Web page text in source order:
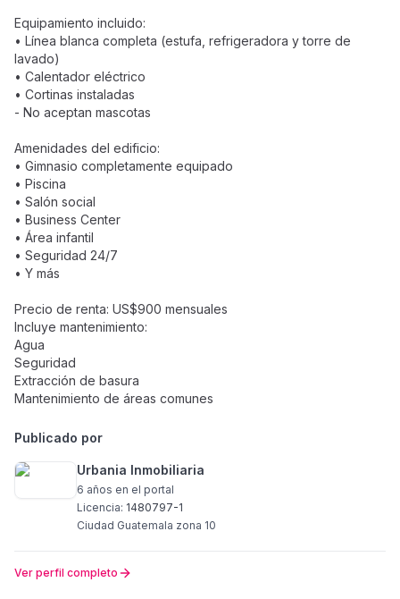
Equipamiento incluido:
• Línea blanca completa (estufa, refrigeradora y torre de
lavado)
• Calentador eléctrico
• Cortinas instaladas
- No aceptan mascotas
Amenidades del edificio:
• Gimnasio completamente equipado
• Piscina
• Salón social
• Business Center
• Área infantil
• Seguridad 24/7
• Y más
Precio de renta: US$900 mensuales
Incluye mantenimiento:
Agua
Seguridad
Extracción de basura
Mantenimiento de áreas comunes
Publicado por
Urbania Inmobiliaria
6 años en el portal
Licencia: 1480797-1
Ciudad Guatemala zona 10
Ver perfil completo